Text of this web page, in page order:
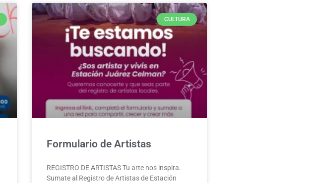
CULTURA
Formulario de Artistas
REGISTRO DE ARTISTAS Tu arte nos inspira.
Sumate al Registro de Artistas de Estación